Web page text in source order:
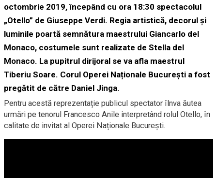
octombrie 2019, începând cu ora 18:30 spectacolul
„Otello” de Giuseppe Verdi. Regia artistică, decorul și
luminile poartă semnătura maestrului Giancarlo del
Monaco, costumele sunt realizate de Stella del
Monaco. La pupitrul dirijoral se va afla maestrul
Tiberiu Soare. Corul Operei Naționale București a fost
pregătit de către Daniel Jinga.
Pentru acestă reprezentație publicul spectator îlnva ăutea
urmări pe tenorul Francesco Anile interpretând rolul Otello, în
calitate de invitat al Operei Naționale București.